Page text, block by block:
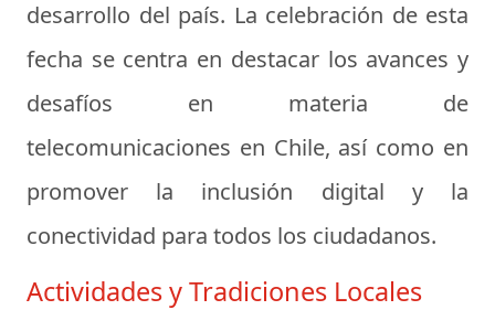
desarrollo del país. La celebración de esta
fecha se centra en destacar los avances y
desafíos en materia de
telecomunicaciones en Chile, así como en
promover la inclusión digital y la
conectividad para todos los ciudadanos.
Actividades y Tradiciones Locales